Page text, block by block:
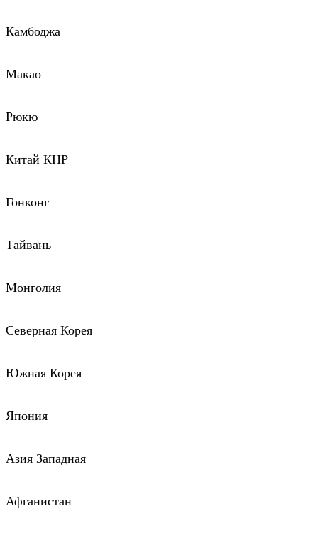
Камбоджа
Макао
Рюкю
Китай КНР
Гонконг
Тайвань
Монголия
Северная Корея
Южная Корея
Япония
Азия Западная
Афганистан